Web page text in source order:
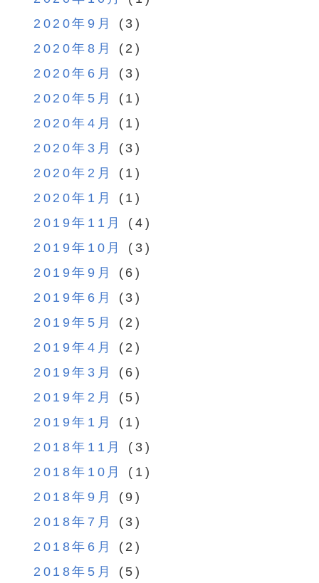
2020年9月
(3)
2020年8月
(2)
2020年6月
(3)
2020年5月
(1)
2020年4月
(1)
2020年3月
(3)
2020年2月
(1)
2020年1月
(1)
2019年11月
(4)
2019年10月
(3)
2019年9月
(6)
2019年6月
(3)
2019年5月
(2)
2019年4月
(2)
2019年3月
(6)
2019年2月
(5)
2019年1月
(1)
2018年11月
(3)
2018年10月
(1)
2018年9月
(9)
2018年7月
(3)
2018年6月
(2)
2018年5月
(5)